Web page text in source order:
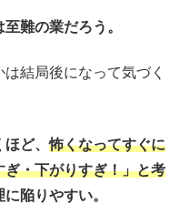
難の業だろう。
結局後になって気づく
ほど、怖くなってすぐに
ぎ・下がりすぎ！」と考
陥りやすい。